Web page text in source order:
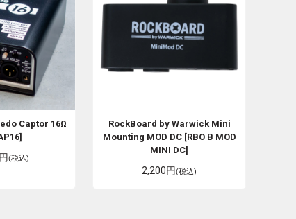
Captor 16Ω
(税込)
RockBoard by Warwick Mini
Mounting MOD DC [RBO B MOD
MINI DC]
2,200円(税込)